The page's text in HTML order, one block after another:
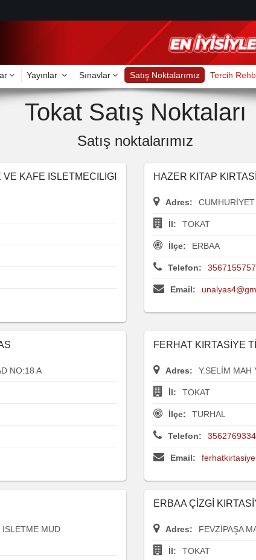
Yayınlar Sınavlar Satış Noktalarımız Tercih
Tokat Satış Noktaları
Satış noktalarımız
KAFE ISLETMECILIGI
HAZER KITAP
Adres:
İl: TOKAT
İlçe: ERBAA
Telefon: 3567155757
Email:
NO:18 A
FERHAT KIRTASİYE
Adres: Y.SELİM MAH
İl: TOKAT
İlçe: TURHAL
Telefon: 3562769334
Email:
ISLETME MUD
ERBAA ÇİZGİ
Adres: FEVZİPAŞA
İl: TOKAT